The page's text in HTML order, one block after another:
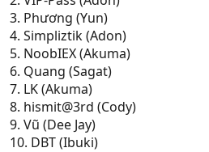
3. Phương (Yun)
4. Simpliztik (Adon)
5. NoobIEX (Akuma)
6. Quang (Sagat)
7. LK (Akuma)
8. hismit@3rd (Cody)
9. Vũ (Dee Jay)
10. DBT (Ibuki)